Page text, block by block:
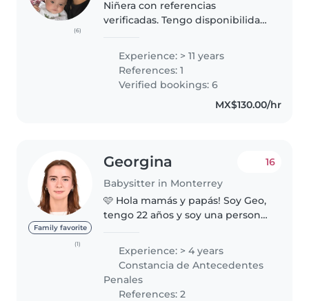
(6)
Niñera con referencias
verificadas. Tengo disponibilidad
agenda. Soy una persona
responsable, paciente y cariñosa,
comprometida con la seguridad
Experience: > 11 years
References: 1
Verified bookings: 6
MX$130.00/hr
Family favorite
(1)
Georgina
Babysitter in Monterrey
16
🩷 Hola mamás y papás! Soy Geo,
tengo 22 años y soy una persona
niños y crear un ambiente
donde se sientan seguros,
felices..
Experience: > 4 years
Constancia de Antecedentes
Penales
References: 2